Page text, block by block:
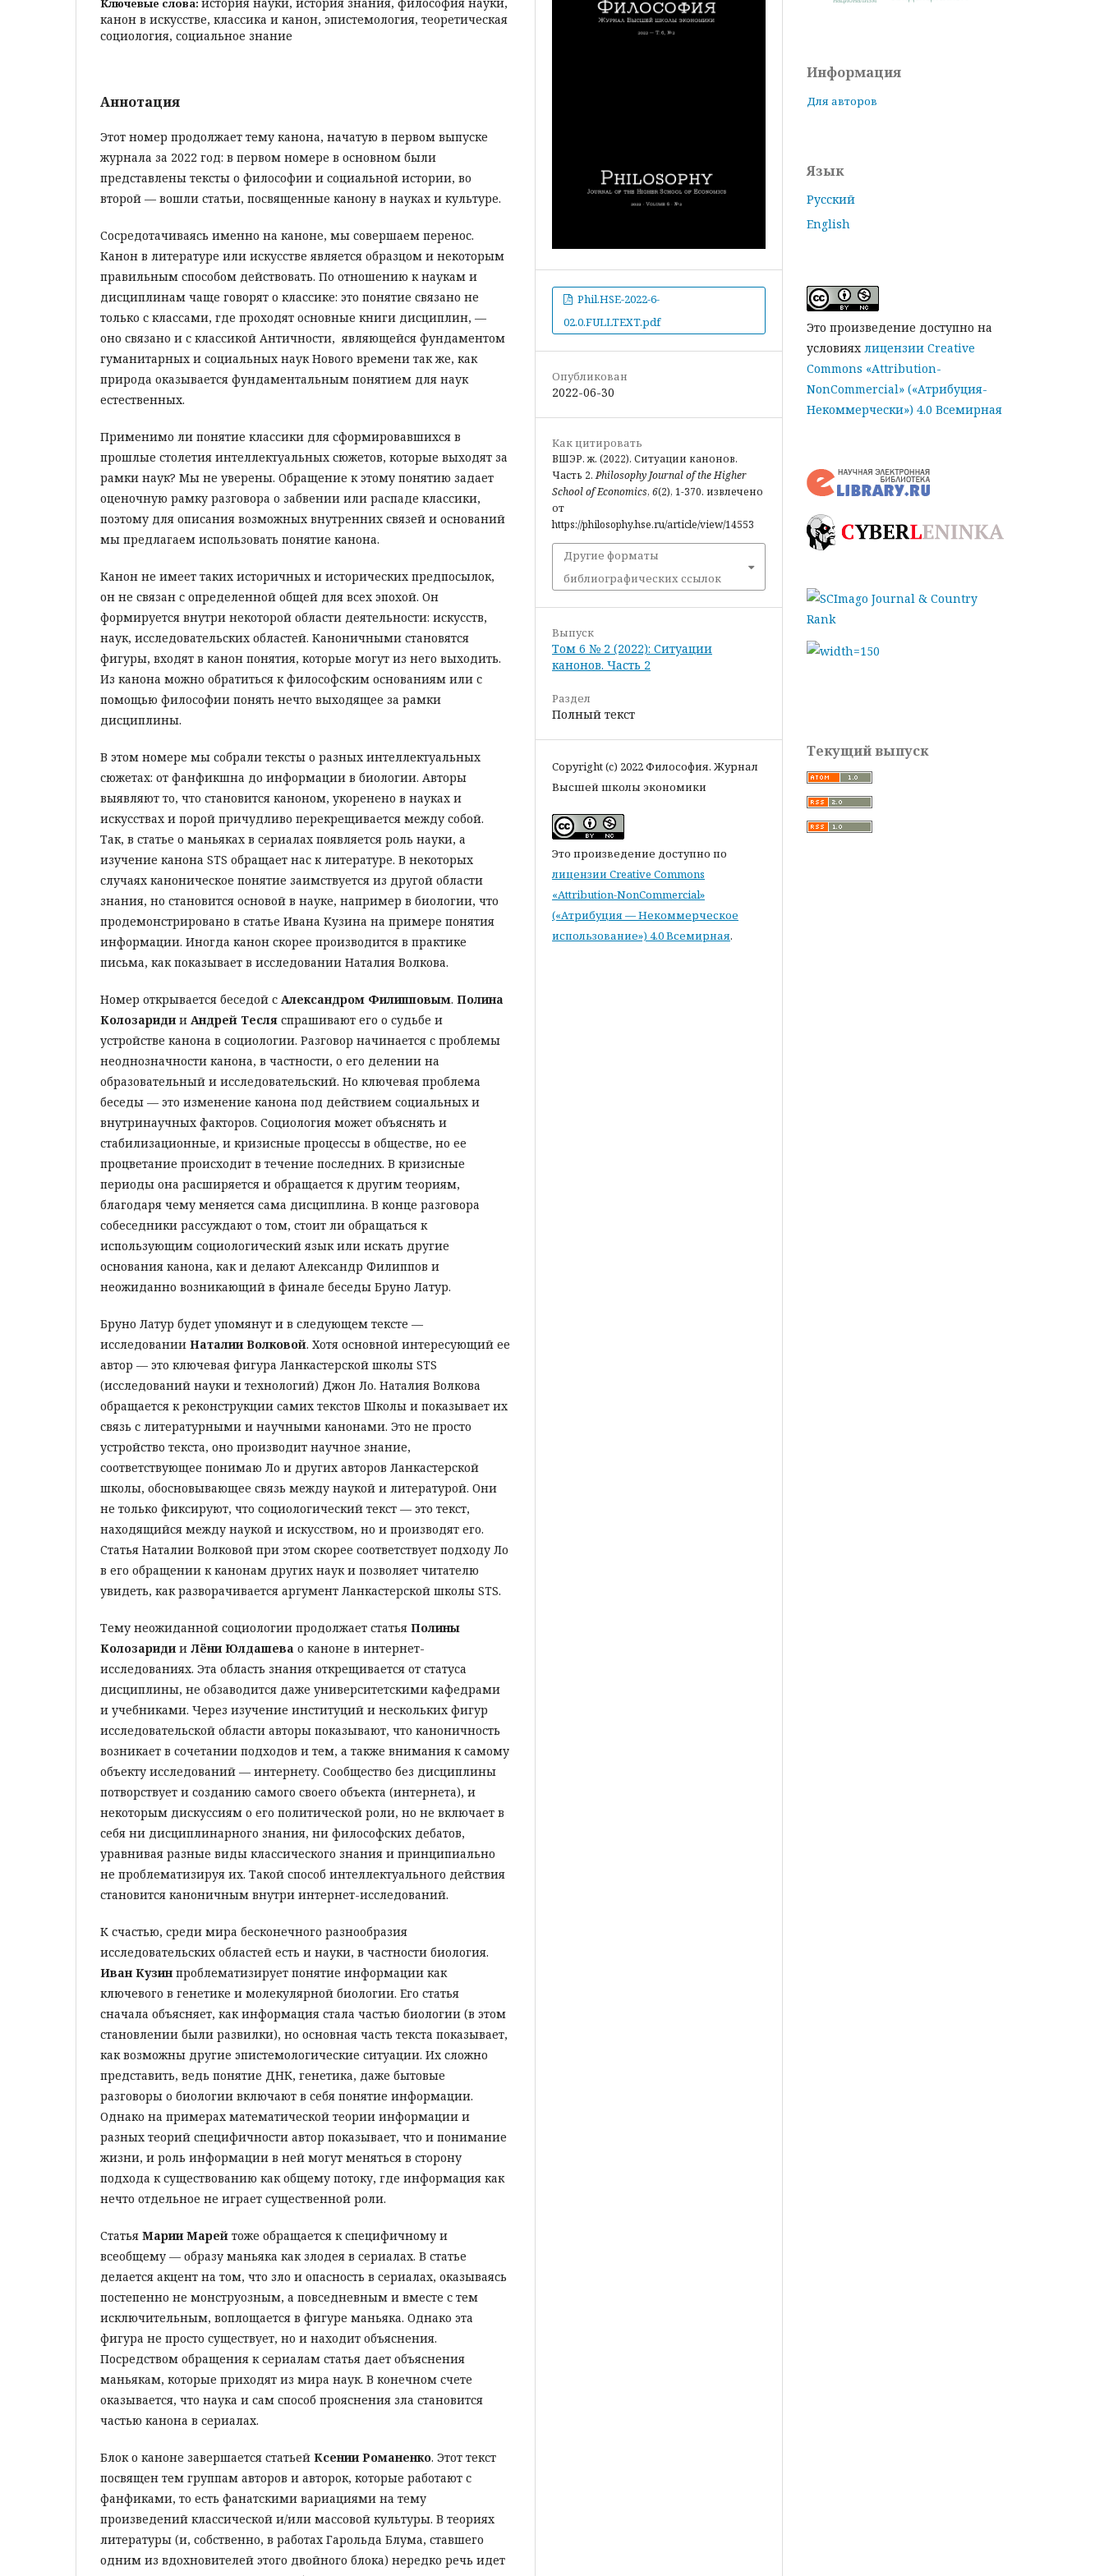
Ключевые слова:
канон в искусстве, классика и канон, эпистемология, теоретическая
социология, социальное знание
Аннотация
Этот номер продолжает тему канона, начатую в первом выпуске
журнала за 2022 год: в первом номере в основном были
представлены тексты о философии и социальной истории, во
второй — вошли статьи, посвященные канону в науках и культуре.
Сосредотачиваясь именно на каноне, мы совершаем перенос.
Канон в литературе или искусстве является образцом и некоторым
правильным способом действовать. По отношению к наукам и
дисциплинам чаще говорят о классике: это понятие связано не
только с классами, где проходят основные книги дисциплин, —
оно связано и с классикой Античности, являющейся фундаментом
гуманитарных и социальных наук Нового времени так же, как
природа оказывается фундаментальным понятием для наук
естественных.
Применимо ли понятие классики для сформировавшихся в
прошлые столетия интеллектуальных сюжетов, которые выходят за
рамки наук? Мы не уверены. Обращение к этому понятию задает
оценочную рамку разговора о забвении или распаде классики,
поэтому для описания возможных внутренних связей и оснований
мы предлагаем использовать понятие канона.
Канон не имеет таких историчных и исторических предпосылок,
он не связан с определенной общей для всех эпохой. Он
формируется внутри некоторой области деятельности: искусств,
наук, исследовательских областей. Каноничными становятся
фигуры, входят в канон понятия, которые могут из него выходить.
Из канона можно обратиться к философским основаниям или с
помощью философии понять нечто выходящее за рамки
дисциплины.
В этом номере мы собрали тексты о разных интеллектуальных
сюжетах: от фанфикшна до информации в биологии. Авторы
выявляют то, что становится каноном, укоренено в науках и
искусствах и порой причудливо перекрещивается между собой.
Так, в статье о маньяках в сериалах появляется роль науки, а
изучение канона STS обращает нас к литературе. В некоторых
случаях каноническое понятие заимствуется из другой области
знания, но становится основой в науке, например в биологии, что
продемонстрировано в статье Ивана Кузина на примере понятия
информации. Иногда канон скорее производится в практике
письма, как показывает в исследовании Наталия Волкова.
Номер открывается беседой с Александром Филипповым. Полина
Колозаридии Андрей Тесля спрашивают его о судьбе и
устройстве канона в социологии. Разговор начинается с проблемы
неоднозначности канона, в частности, о его делении на
образовательный и исследовательский. Но ключевая проблема
беседы — это изменение канона под действием социальных и
внутринаучных факторов. Социология может объяснять и
стабилизационные, и кризисные процессы в обществе, но ее
процветание происходит в течение последних. В кризисные
периоды она расширяется и обращается к другим теориям,
благодаря чему меняется сама дисциплина. В конце разговора
собеседники рассуждают о том, стоит ли обращаться к
использующим социологический язык или искать другие
основания канона, как и делают Александр Филиппов и
неожиданно возникающий в финале беседы Бруно Латур.
Бруно Латур будет упомянут и в следующем тексте —
исследовании Наталии Волковой. Хотя основной интересующий ее
автор — это ключевая фигура Ланкастерской школы STS
(исследований науки и технологий) Джон Ло. Наталия Волкова
обращается к реконструкции самих текстов Школы и показывает их
связь с литературными и научными канонами. Это не просто
устройство текста, оно производит научное знание,
соответствующее понимаю Ло и других авторов Ланкастерской
школы, обосновывающее связь между наукой и литературой. Они
не только фиксируют, что социологический текст — это текст,
находящийся между наукой и искусством, но и производят его.
Статья Наталии Волковой при этом скорее соответствует подходу Ло
в его обращении к канонам других наук и позволяет читателю
увидеть, как разворачивается аргумент Ланкастерской школы STS.
Тему неожиданной социологии продолжает статья Полины
Колозаридии Лёни Юлдашева о каноне в интернет-
исследованиях. Эта область знания открещивается от статуса
дисциплины, не обзаводится даже университетскими кафедрами
и учебниками. Через изучение институций и нескольких фигур
исследовательской области авторы показывают, что каноничность
возникает в сочетании подходов и тем, а также внимания к самому
объекту исследований — интернету. Сообщество без дисциплины
потворствует и созданию самого своего объекта (интернета), и
некоторым дискуссиям о его политической роли, но не включает в
себя ни дисциплинарного знания, ни философских дебатов,
уравнивая разные виды классического знания и принципиально
не проблематизируя их. Такой способ интеллектуального действия
становится каноничным внутри интернет-исследований.
К счастью, среди мира бесконечного разнообразия
исследовательских областей есть и науки, в частности биология.
Иван Кузинпроблематизирует понятие информации как
ключевого в генетике и молекулярной биологии. Его статья
сначала объясняет, как информация стала частью биологии (в этом
становлении были развилки), но основная часть текста показывает,
как возможны другие эпистемологические ситуации. Их сложно
представить, ведь понятие ДНК, генетика, даже бытовые
разговоры о биологии включают в себя понятие информации.
Однако на примерах математической теории информации и
разных теорий специфичности автор показывает, что и понимание
жизни, и роль информации в ней могут меняться в сторону
подхода к существованию как общему потоку, где информация как
нечто отдельное не играет существенной роли.
Статья Марии Марей тоже обращается к специфичному и
всеобщему — образу маньяка как злодея в сериалах. В статье
делается акцент на том, что зло и опасность в сериалах, оказываясь
постепенно не монструозным, а повседневным и вместе с тем
исключительным, воплощается в фигуре маньяка. Однако эта
фигура не просто существует, но и находит объяснения.
Посредством обращения к сериалам статья дает объяснения
маньякам, которые приходят из мира наук. В конечном счете
оказывается, что наука и сам способ прояснения зла становится
частью канона в сериалах.
Блок о каноне завершается статьей Ксении Романенко. Этот текст
посвящен тем группам авторов и авторок, которые работают с
фанфиками, то есть фанатскими вариациями на тему
произведений классической и/или массовой культуры. В теориях
литературы (и, собственно, в работах Гарольда Блума, ставшего
одним из вдохновителей этого двойного блока) нередко речь идет
Phil.HSE-2022-6-
02.0.FULLTEXT.pdf
Опубликован
2022-06-30
Как цитировать
ВШЭР. ж. (2022). Ситуации канонов.
Часть 2.Philosophy Journal of the Higher
School of Economics, 6(2), 1-370. извлечено
от
https://philosophy.hse.ru/article/view/14553
Другие форматы
библиографических ссылок
Выпуск
Том 6 № 2 (2022): Ситуации
канонов. Часть 2
Раздел
Полный текст
Copyright (c) 2022 Философия. Журнал
Высшей школы экономики
Это произведение доступно по
лицензии Creative Commons
«Attribution-NonCommercial»
(«Атрибуция — Некоммерческое
использование») 4.0 Всемирная.
Информация
Для авторов
Язык
Русский
English
Это произведение доступно на
условиях лицензии Creative
Commons «Attribution-
NonCommercial» («Атрибуция-
Некоммерчески») 4.0 Всемирная
Текущий выпуск